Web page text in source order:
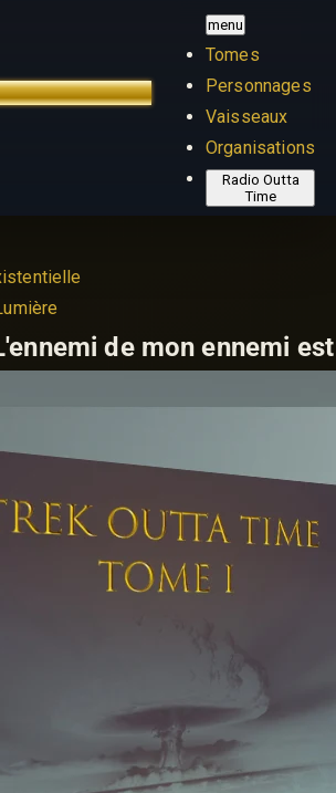
TIMEÉDITION
menu
Tomes
Personnages
Vaisseaux
Organisations
Radio Outta
Time
de mon ennemi